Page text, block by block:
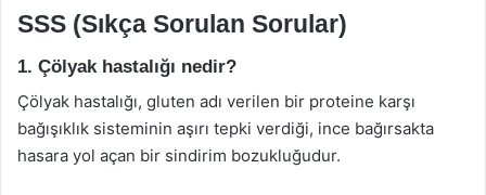
SSS (Sıkça Sorulan Sorular)
1. Çölyak hastalığı nedir?
Çölyak hastalığı, gluten adı verilen bir proteine karşı
bağışıklık sisteminin aşırı tepki verdiği, ince bağırsakta
hasara yol açan bir sindirim bozukluğudur.